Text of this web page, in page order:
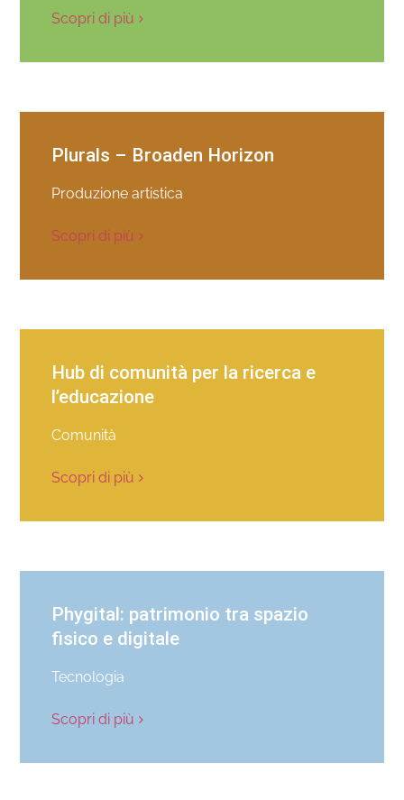
Scopri di più
Plurals – Broaden Horizon
Produzione artistica
Scopri di più
Hub di comunità per la ricerca e
l’educazione
Comunità
Scopri di più
Phygital: patrimonio tra spazio
fisico e digitale
Tecnologia
Scopri di più